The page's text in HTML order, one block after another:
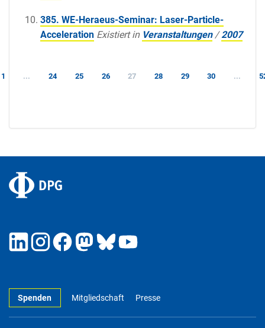
385. WE-Heraeus-Seminar: Laser-Particle-
Acceleration Existiert in Veranstaltungen /2007
1 ... 24 25 26 27 28 29 30 ...
Spenden Mitgliedschaft Presse